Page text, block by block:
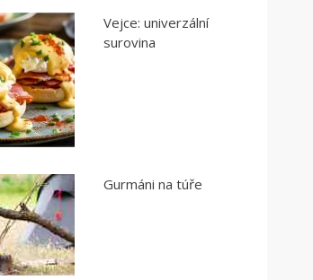
Vejce: univerzální
surovina
Gurmáni na túře